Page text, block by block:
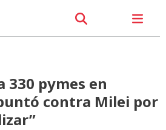
pymes en
contra Milei por